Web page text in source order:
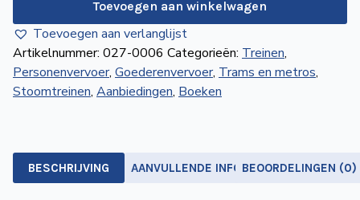
geschiedenis
van
het
openbaar
Ter
Apel
Toevoegen aan winkelwagen
Toevoegen aan verlanglijst
Artikelnummer: 027-0006 Categorieën: Treinen,
Personenvervoer, Goederenvervoer, Trams en metros,
Stoomtreinen, Aanbiedingen, Boeken
BESCHRIJVING AANVULLENDE INFORMATIEBEOORDELINGEN (0)